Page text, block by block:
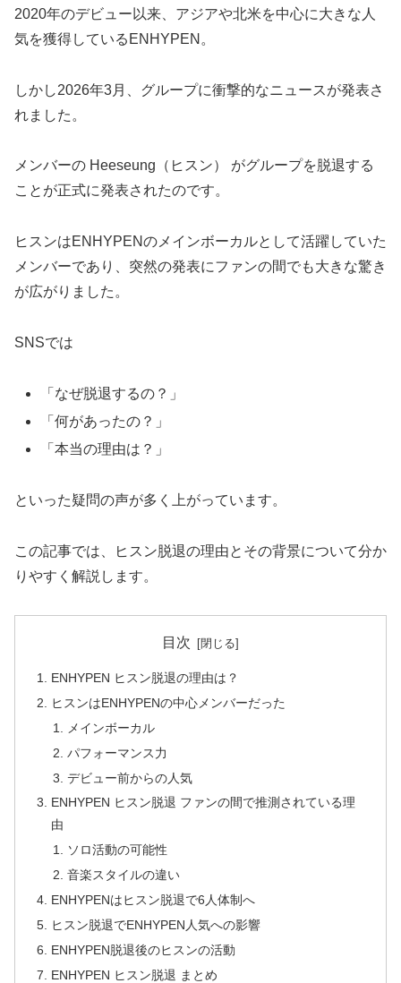
2020年のデビュー以来、アジアや北米を中心に大きな人
気を獲得しているENHYPEN。
しかし2026年3月、グループに衝撃的なニュースが発表さ
れました。
メンバーの Heeseung（ヒスン） がグループを脱退する
ことが正式に発表されたのです。
ヒスンはENHYPENのメインボーカルとして活躍していた
メンバーであり、突然の発表にファンの間でも大きな驚き
が広がりました。
SNSでは
「なぜ脱退するの？」
「何があったの？」
「本当の理由は？」
といった疑問の声が多く上がっています。
この記事では、ヒスン脱退の理由とその背景について分か
りやすく解説します。
目次
ENHYPEN ヒスン脱退の理由は？
ヒスンはENHYPENの中心メンバーだった
メインボーカル
パフォーマンス力
デビュー前からの人気
ENHYPEN ヒスン脱退 ファンの間で推測されている理
由
ソロ活動の可能性
音楽スタイルの違い
ENHYPENはヒスン脱退で6人体制へ
ヒスン脱退でENHYPEN人気への影響
ENHYPEN脱退後のヒスンの活動
ENHYPEN ヒスン脱退 まとめ